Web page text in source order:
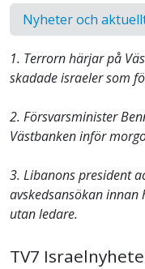
Nyheter och
1. Terrorn härjar på
skadade israeler som
2. Försvarsminister
Västbanken inför
3. Libanons president
avskedsansökan
utan ledare.
TV7